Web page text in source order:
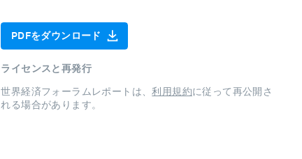
PDFをダウンロード
ライセンスと再発行
世界経済フォーラムレポートは、利用規約に従って再公開さ
れる場合があります。